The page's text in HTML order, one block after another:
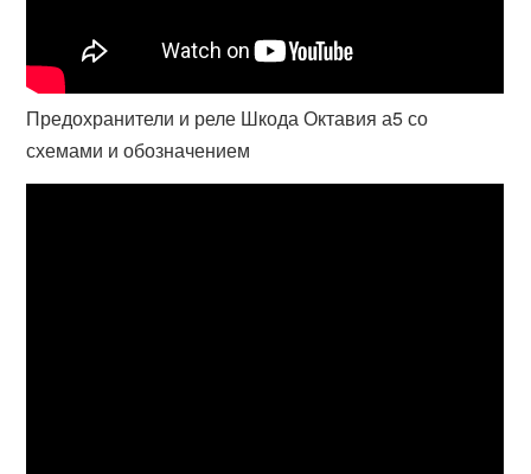
Предохранители и реле Шкода Октавия а5 со
схемами и обозначением